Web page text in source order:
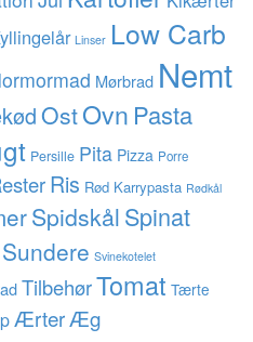
Linser Low Carb
Mørbrad Nemt
OstOvn Pasta
Persille Pita Pizza Porre
Ris Rød Karrypasta Rødkål
Spidskål Spinat
Sundere Svinekotelet
TilbehørTomat Tærte
ÆrterÆg